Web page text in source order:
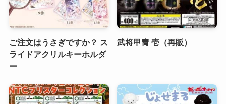
ご注文はうさぎですか？ ス
ライドアクリルキーホルダ
ー
武将甲冑 壱（再販）